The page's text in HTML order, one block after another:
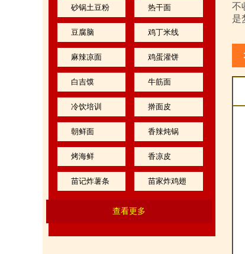
砂锅土豆粉 热干面
豆腐脑 鸡丁米线
麻辣凉面 鸡蛋灌饼
白吉馍 牛筋面
冷饮培训 擀面皮
朝鲜面 香辣炖锅
烤海鲜 香凉皮
苗记炸薯条 苗家炸鸡翅
查看更多
不
是